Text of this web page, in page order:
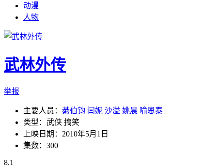
动漫
人物
武林外传
举报
主要人员： 綦伯钧 闫妮 沙溢 姚晨 喻恩泰
类型：武侠 搞笑
上映日期：2010年5月1日
集数：300
8.1